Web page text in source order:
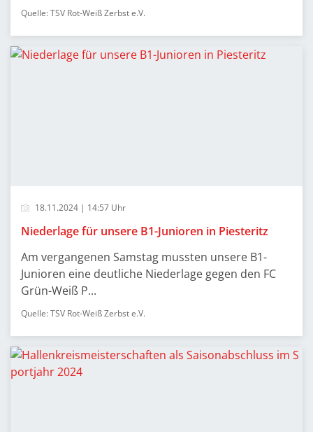
Quelle: TSV Rot-Weiß Zerbst e.V.
18.11.2024 | 14:57 Uhr
Niederlage für unsere B1-Junioren in Piesteritz
Am vergangenen Samstag mussten unsere B1-
Junioren eine deutliche Niederlage gegen den FC
Grün-Weiß P...
Quelle: TSV Rot-Weiß Zerbst e.V.